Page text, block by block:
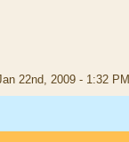
22nd, 2009 - 1:32 PM